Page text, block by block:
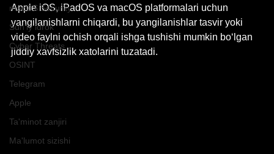
macOS Security
Sun'iy idrok
Cyber Threats
OSINT
Telegram
Apple
Ta'minot zanjiri
Ma'lumot sizishi
Apple iOS, iPadOS va macOS platformalari uchun
yangilanishlarni chiqardi, bu yangilanishlar tasvir yoki
video faylni ochish orqali ishga tushishi mumkin bo‘lgan
jiddiy xavfsizlik xatolarini tuzatadi.